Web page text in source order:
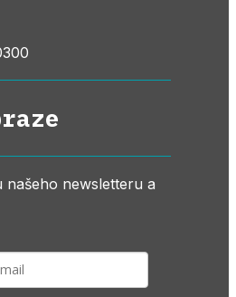
našeho newsletteru a